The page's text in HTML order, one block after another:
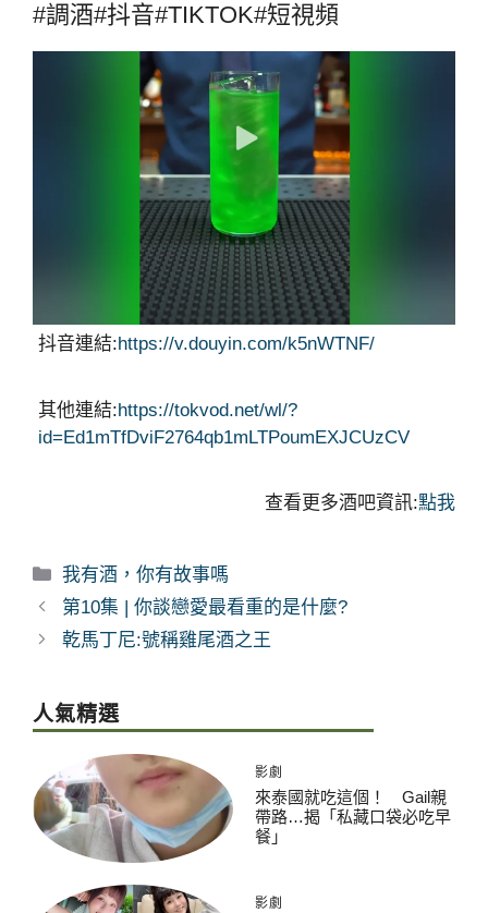
#調酒#抖音#TIKTOK#短視頻
抖音連結:https://v.douyin.com/k5nWTNF/
其他連結:https://tokvod.net/wl/?
id=Ed1mTfDviF2764qb1mLTPoumEXJCUzCV
查看更多酒吧資訊:點我
分
類
我有酒，你有故事嗎
第10集 | 你談戀愛最看重的是什麼?
乾馬丁尼:號稱雞尾酒之王
人氣精選
影劇
來泰國就吃這個！ Gail親
帶路…揭「私藏口袋必吃早
餐」
影劇